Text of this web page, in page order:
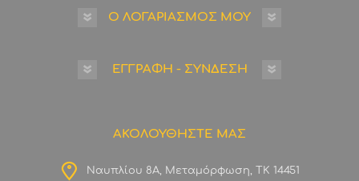
Ο ΛΟΓΑΡΙΑΣΜΟΣ ΜΟΥ
ΕΓΓΡΑΦΗ - ΣΥΝΔΕΣΗ
ΑΚΟΛΟΥΘΗΣΤΕ ΜΑΣ
Ναυπλίου 8Α, Μεταμόρφωση, ΤΚ 14451